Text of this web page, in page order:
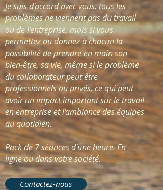
​Je suis d'accord avec vous, tous les
problèmes ne viennent pas du travail
ou de l'entreprise, mais si vous
permettez ou donnez à chacun la
possibilité de prendre en main son
bien-être, sa vie, même si le problème
du collaborateur peut être
professionnels ou privés, ce qui peut
avoir un impact important sur le travail
en entreprise et l'ambiance des équipes
au quotidien.
Pack de 7 séances d'une heure. En
ligne ou dans votre société.
Contactez-nous